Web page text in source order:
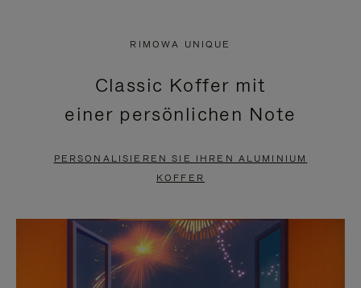
PAUSIERT,
BITTE
DRÜCKEN
ANZUHALTEN
KLICKEN
SIE
ZUM
AUFHEBEN
STUMMSCHALTUNG
RIMOWA UNIQUE
Classic Koffer mit
einer persönlichen Note
PERSONALISIEREN SIE IHREN ALUMINIUM
KOFFER